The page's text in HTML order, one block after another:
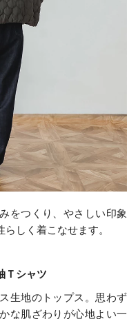
をつくり、やさしい印象
しく着こなせます。
Ｔシャツ
生地のトップス。思わず
な肌ざわりが心地よい一